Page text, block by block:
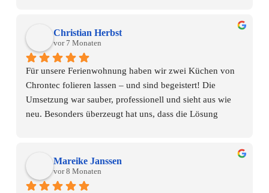
Herzliche Grüße und weiterhin: viel Erfolg!!!
Christian Herbst
vor 7 Monaten
Für unsere Ferienwohnung haben wir zwei Küchen von
Chrontec folieren lassen – und sind begeistert! Die
Umsetzung war sauber, professionell und sieht aus wie
neu. Besonders überzeugt hat uns, dass die Lösung
genau unseren Vorstellungen.
Ein großes Lob auch an Herrn Nerling: Die
Mareike Janssen
vor 8 Monaten